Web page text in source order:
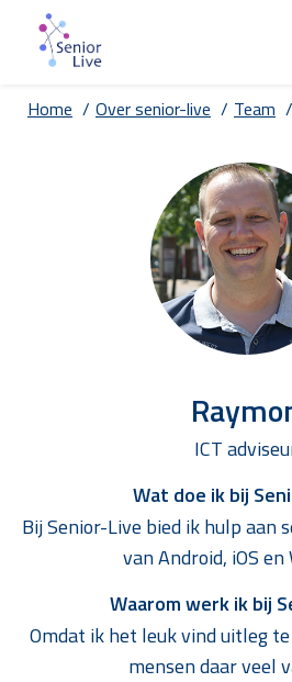
Home / Over senior-live / Team /
ICT
Wat doe ik bij
Bij Senior-Live bied ik hulp aan
van Android, iOS
Waarom werk ik bij
Omdat ik het leuk vind uitleg
mensen daar veel